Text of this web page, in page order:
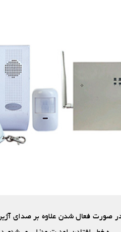
صورت فعال شدن علاوه بر صدای